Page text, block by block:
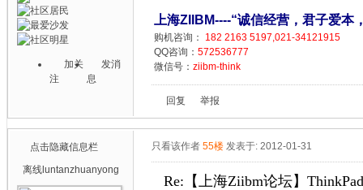
加关
注
发消
息
上海ZIIBM----“诚信经营，君子爱本
购机咨询：
182 2163 5197,021-34121915
QQ咨询： 572536777
微信号： ziibm-think
回复 举报
点击隐藏信息栏
离线 luntanzhuanyong
只看该作者 55楼 发表于: 2012-01-31
Re:【上海Ziibm论坛】